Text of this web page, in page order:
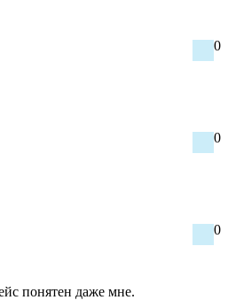
0
0
0
понятен даже мне.